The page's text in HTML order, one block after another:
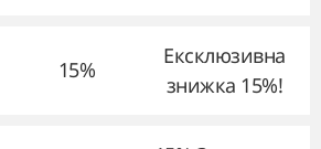
15%
Ексклюзивна
знижка 15%!